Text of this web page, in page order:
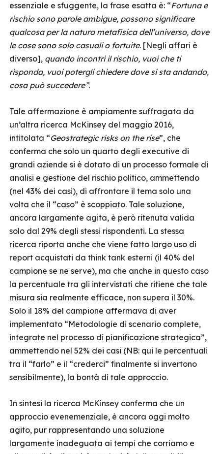
essenziale e sfuggente, la frase esatta è: “Fortuna e
rischio sono parole ambigue, possono significare
qualcosa per la natura metafisica dell’universo, dove
le cose sono solo casuali o fortuite. [Negli affari è
diverso], quando incontri il rischio, vuoi che ti
risponda, vuoi potergli chiedere dove si sta andando,
cosa può succedere”.
Tale affermazione è ampiamente suffragata da
un’altra ricerca McKinsey del maggio 2016,
intitolata “Geostrategic risks on the rise”, che
conferma che solo un quarto degli executive di
grandi aziende si è dotato di un processo formale di
analisi e gestione del rischio politico, ammettendo
(nel 43% dei casi), di affrontare il tema solo una
volta che il “caso” è scoppiato. Tale soluzione,
ancora largamente agita, è però ritenuta valida
solo dal 29% degli stessi rispondenti. La stessa
ricerca riporta anche che viene fatto largo uso di
report acquistati da think tank esterni (il 40% del
campione se ne serve), ma che anche in questo caso
la percentuale tra gli intervistati che ritiene che tale
misura sia realmente efficace, non supera il 30%.
Solo il 18% del campione affermava di aver
implementato “Metodologie di scenario complete,
integrate nel processo di pianificazione strategica”,
ammettendo nel 52% dei casi (NB: qui le percentuali
tra il “farlo” e il “crederci” finalmente si invertono
sensibilmente), la bontà di tale approccio.
In sintesi la ricerca McKinsey conferma che un
approccio evenemenziale, è ancora oggi molto
agito, pur rappresentando una soluzione
largamente inadeguata ai tempi che corriamo e